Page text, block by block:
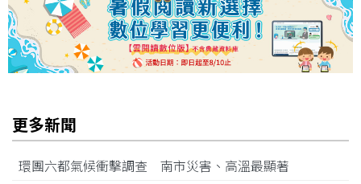
更多新聞
環團六都氣候衝擊調查 南市災害、高溫最顯著